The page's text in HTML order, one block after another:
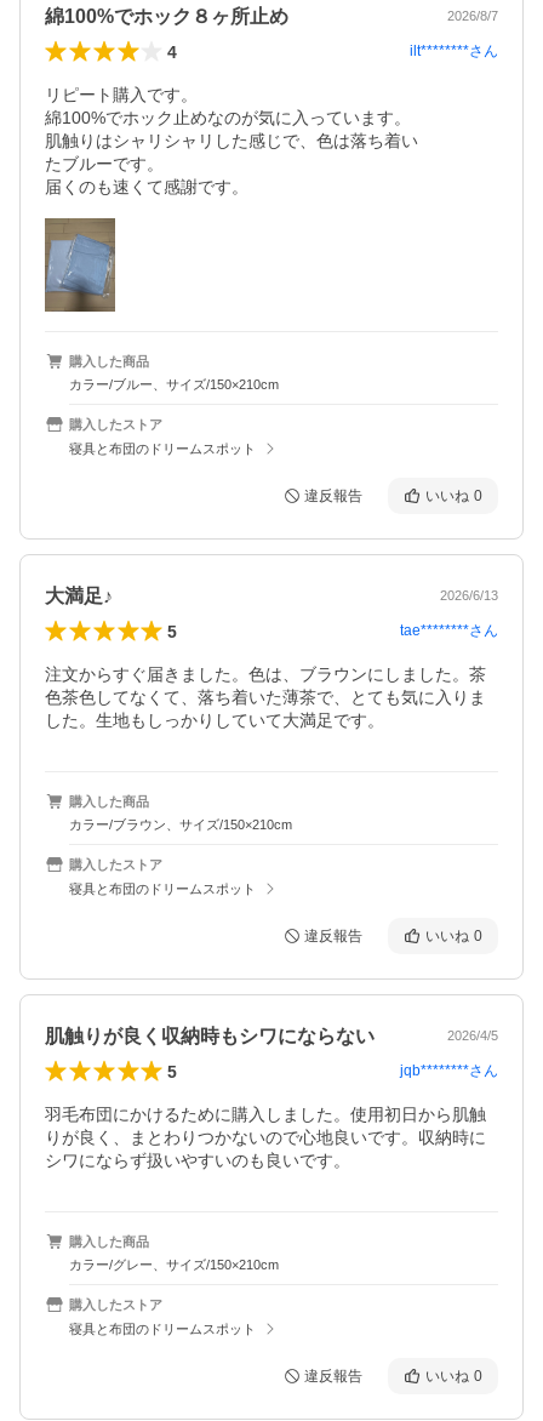
綿100%でホック８ヶ所止め 2026/8/7
4 ilt********さん
リピート購入です。
綿100%でホック止めなのが気に入っています。
肌触りはシャリシャリした感じで、色は落ち着い
たブルーです。
届くのも速くて感謝です。
購入した商品
カラー/ブルー、サイズ/150×210cm
購入したストア
寝具と布団のドリームスポット
違反報告 いいね 0
大満足♪ 2026/6/13
5 tae********さん
注文からすぐ届きました。色は、ブラウンにしました。茶
色茶色してなくて、落ち着いた薄茶で、とても気に入りま
した。生地もしっかりしていて大満足です。
購入した商品
カラー/ブラウン、サイズ/150×210cm
購入したストア
寝具と布団のドリームスポット
違反報告 いいね 0
肌触りが良く収納時もシワにならない 2026/4/5
5 jqb********さん
羽毛布団にかけるために購入しました。使用初日から肌触
りが良く、まとわりつかないので心地良いです。収納時に
シワにならず扱いやすいのも良いです。
購入した商品
カラー/グレー、サイズ/150×210cm
購入したストア
寝具と布団のドリームスポット
違反報告 いいね 0